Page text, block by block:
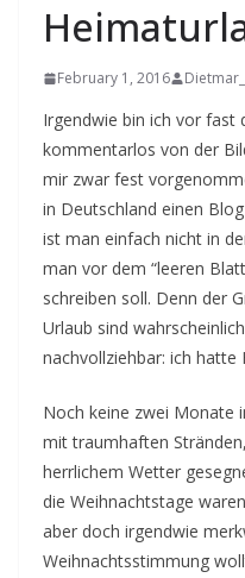
February 1, 2016
Irgendwie bin ich vor fast
kommentarlos von der
mir zwar fest
in Deutschland einen
ist man einfach nicht in
man vor dem “leeren
schreiben soll. Denn der
Urlaub sind
nachvollziehbar: ich hatte
Noch keine zwei Monate
mit traumhaften
herrlichem Wetter
die Weihnachtstage
aber doch irgendwie
Weihnachtsstimmung